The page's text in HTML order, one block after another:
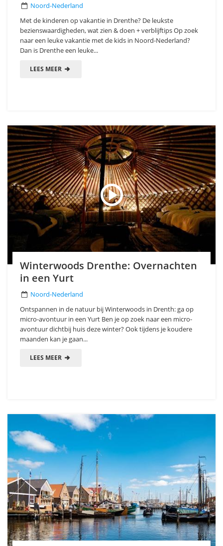
Noord-Nederland
Met de kinderen op vakantie in Drenthe? De leukste
bezienswaardigheden, wat zien & doen + verblijftips Op zoek
naar een leuke vakantie met de kids in Noord-Nederland?
Dan is Drenthe een leuke...
LEES MEER
Winterwoods Drenthe: Overnachten
in een Yurt
Noord-Nederland
Ontspannen in de natuur bij Winterwoods in Drenth: ga op
micro-avontuur in een Yurt Ben je op zoek naar een micro-
avontuur dichtbij huis deze winter? Ook tijdens je koudere
maanden kan je gaan...
LEES MEER